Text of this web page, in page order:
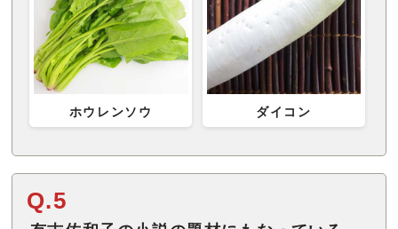
ホウレンソウ ダイコン
Q.5